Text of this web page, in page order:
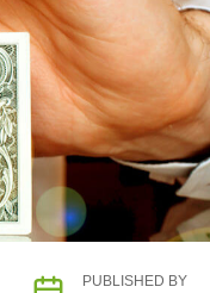
PUBLISHED BY